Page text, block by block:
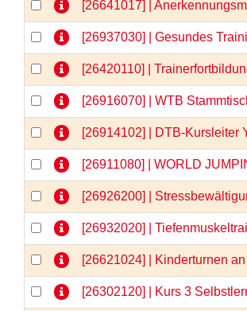
[26641017] |
[26937030] | Gesundes
[26420110] |
[26916070] | WTB
[26914102] | DTB-Kursleiter
[26911080] | WORLD
[26926200] |
[26932020] |
[26621024] | Kinderturnen
[26302120] | Kurs 3